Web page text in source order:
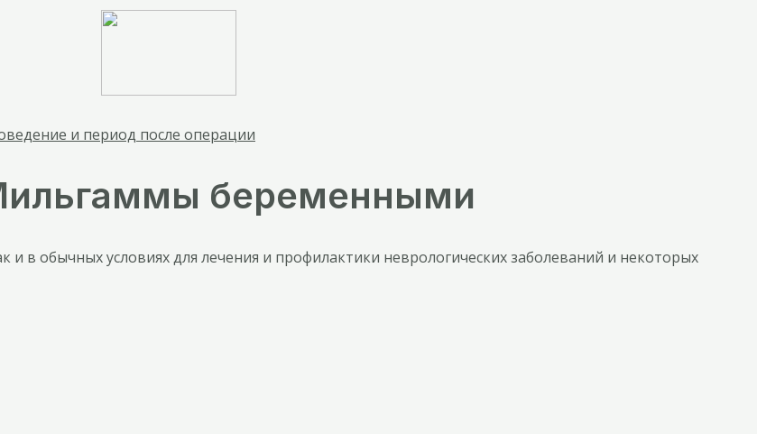
и период после операции
беременными
в обычных условиях для лечения и профилактики неврологических заболеваний и некоторых